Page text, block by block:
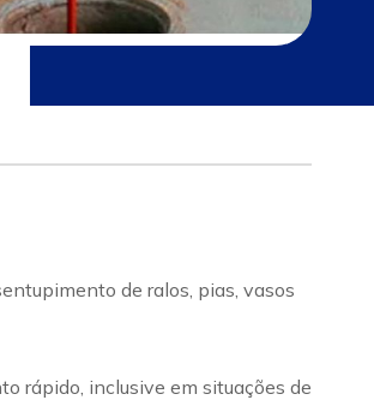
de ralos, pias, vasos
rápido, inclusive em situações de